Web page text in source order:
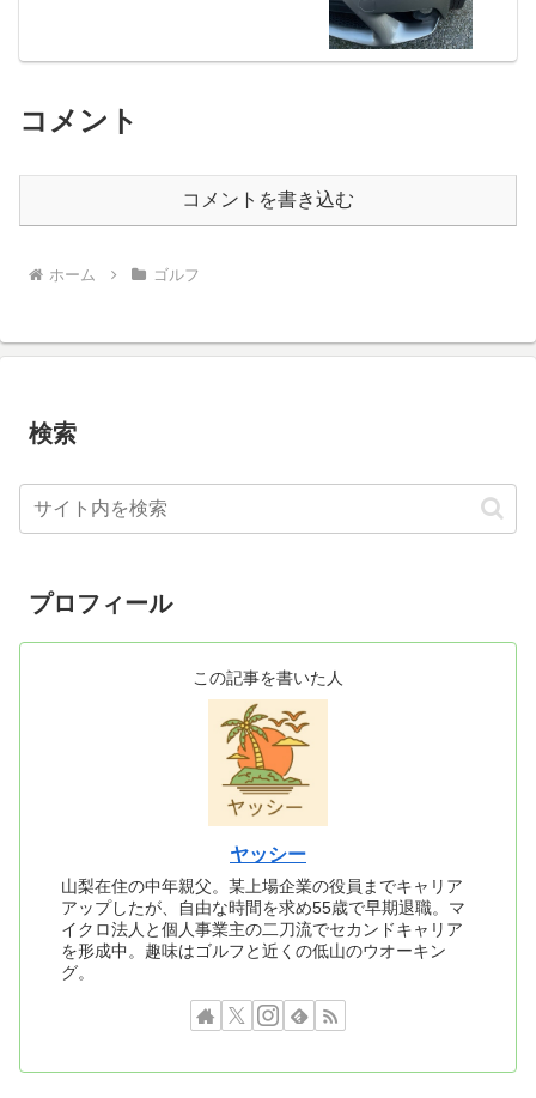
コメント
コメントを書き込む
ホーム ゴルフ
検索
プロフィール
この記事を書いた人
ヤッシー
山梨在住の中年親父。某上場企業の役員までキャリア
アップしたが、自由な時間を求め55歳で早期退職。マ
イクロ法人と個人事業主の二刀流でセカンドキャリア
を形成中。趣味はゴルフと近くの低山のウオーキン
グ。